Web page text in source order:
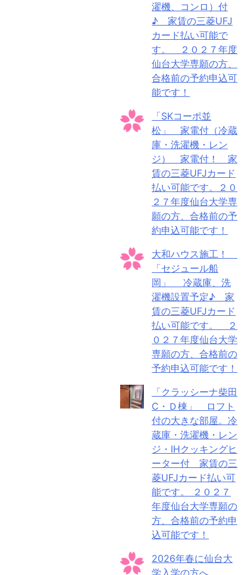
濯機、コンロ）付
♪ 家賃の三菱UFJ
カード払い可能で
す。 ２０２７年度
仙台大学専願の方、
合格前の予約申込可
能です！
「SKコーポ並
松」 家電付（冷蔵
庫・洗濯機・レン
ジ） 家電付！ 家
賃の三菱UFJカード
払い可能です。２０
２７年度仙台大学専
願の方、合格前の予
約申込可能です！
大和ハウス施工！
「セジュール船
岡」 冷蔵庫、洗
濯機設置予定♪ 家
賃の三菱UFJカード
払い可能です。 ２
０２７年度仙台大学
専願の方、合格前の
予約申込可能です！
「クラッシーナ柴田
C・Ｄ棟」 ロフト
付の大きな部屋。冷
蔵庫・洗濯機・レン
ジ・IHクッキングヒ
ーター付 家賃の三
菱UFJカード払い可
能です。 ２０２７
年度仙台大学専願の
方、合格前の予約申
込可能です！
2026年春に仙台大